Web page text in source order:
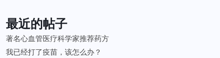
最近的帖子
著名心血管医疗科学家推荐药方
我已经打了疫苗，该怎么办？